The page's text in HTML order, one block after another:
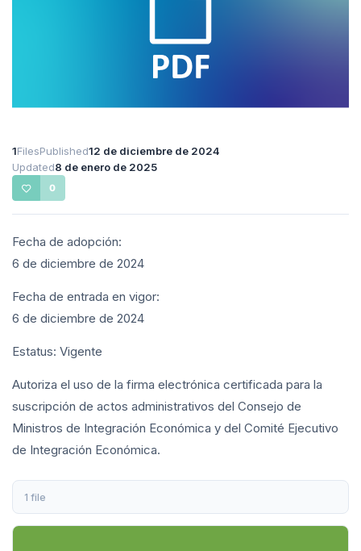
1FilesPublished12 de diciembre de 2024
Updated8 de enero de 2025
0
Fecha de adopción:
6 de diciembre de 2024
Fecha de entrada en vigor:
6 de diciembre de 2024
Estatus: Vigente
Autoriza el uso de la firma electrónica certificada para la
suscripción de actos administrativos del Consejo de
Ministros de Integración Económica y del Comité Ejecutivo
de Integración Económica.
1 file